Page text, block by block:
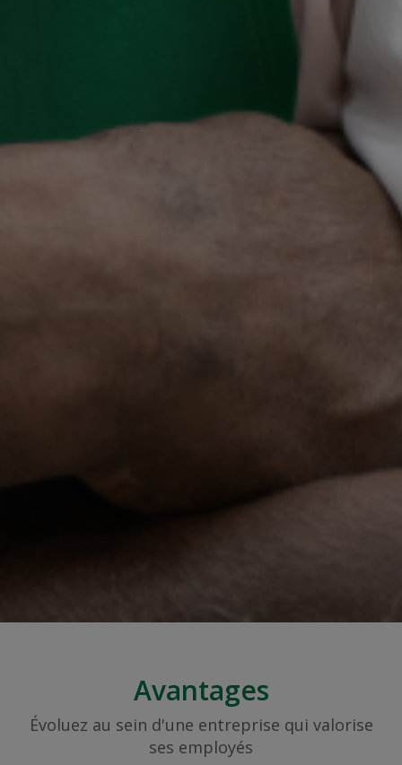
Avantages
Évoluez au sein d'une entreprise qui valorise
ses employés